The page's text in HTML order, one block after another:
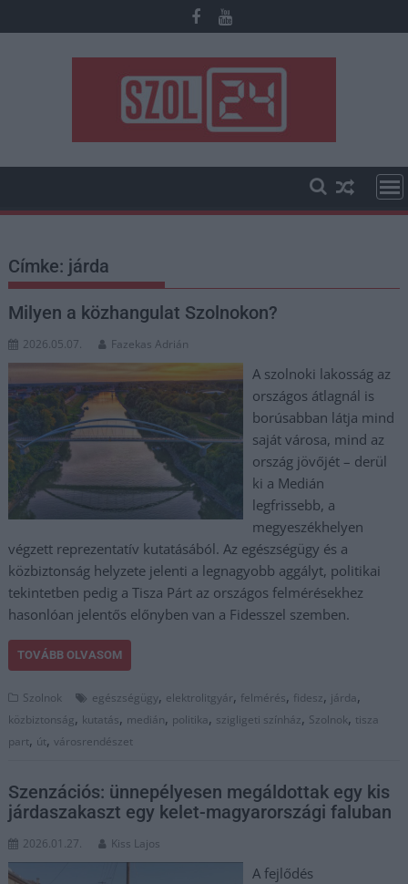
to
Címke: járda
Milyen a közhangulat Szolnokon?
2026.05.07. Fazekas Adrián
A szolnoki lakosság az
országos átlagnál is
borúsabban látja mind
saját városa, mind az
ország jövőjét – derül
ki a Medián
legfrissebb, a
megyeszékhelyen
végzett reprezentatív kutatásából. Az egészségügy és a
közbiztonság helyzete jelenti a legnagyobb aggályt, politikai
tekintetben pedig a Tisza Párt az országos felmérésekhez
hasonlóan jelentős előnyben van a Fidesszel szemben.
TOVÁBB OLVASOM
Szolnok egészségügy, elektrolitgyár, felmérés, fidesz, járda,
közbiztonság, kutatás, medián, politika, szigligeti színház, Szolnok, tisza
part, út,városrendészet
Szenzációs: ünnepélyesen megáldottak egy kis
járdaszakaszt egy kelet-magyarországi faluban
2026.01.27. Kiss Lajos
A fejlődés